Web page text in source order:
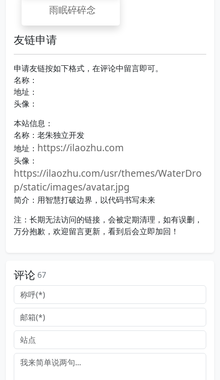
雨眠碎碎念
友链申请
申请友链按如下格式，在评论中留言即可。
名称：
地址：
头像：
本站信息：
名称：老朱独立开发
地址： https://ilaozhu.com
头像：
https://ilaozhu.com/usr/themes/WaterDro
p/static/images/avatar.jpg
简介：用智慧打破边界，以代码书写未来
注：长期无法访问的链接，会被定期清理，如有误删，
万分抱歉，欢迎留言更新，看到后会立即加回！
评论 67